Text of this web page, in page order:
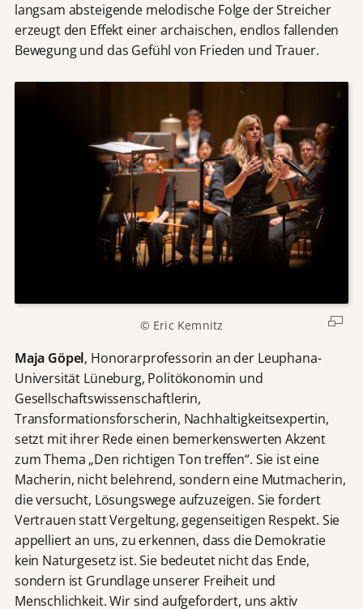
langsam absteigende melodische Folge der Streicher
erzeugt den Effekt einer archaischen, endlos fallenden
Bewegung und das Gefühl von Frieden und Trauer.
© Eric Kemnitz
Maja Göpel, Honorarprofessorin an der Leuphana-
Universität Lüneburg, Politökonomin und
Gesellschaftswissenschaftlerin,
Transformationsforscherin, Nachhaltigkeitsexpertin,
setzt mit ihrer Rede einen bemerkenswerten Akzent
zum Thema „Den richtigen Ton treffen“. Sie ist eine
Macherin, nicht belehrend, sondern eine Mutmacherin,
die versucht, Lösungswege aufzuzeigen. Sie fordert
Vertrauen statt Vergeltung, gegenseitigen Respekt. Sie
appelliert an uns, zu erkennen, dass die Demokratie
kein Naturgesetz ist. Sie bedeutet nicht das Ende,
sondern ist Grundlage unserer Freiheit und
Menschlichkeit. Wir sind aufgefordert, uns aktiv